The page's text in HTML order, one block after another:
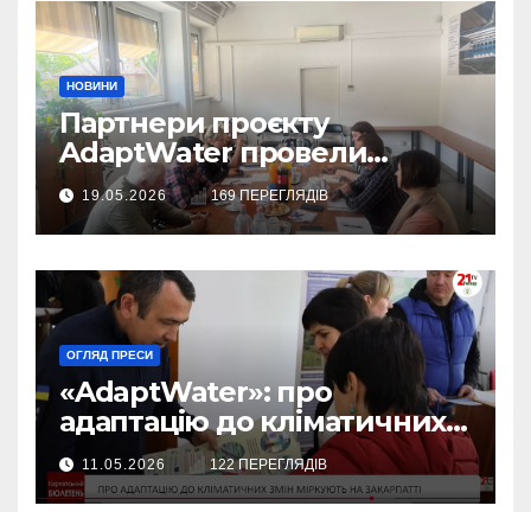
НОВИНИ
Партнери проєкту
AdaptWater провели
робочу зустріч
19.05.2026 169 ПЕРЕГЛЯДІВ
ОГЛЯД ПРЕСИ
«AdaptWater»: про
адаптацію до кліматичних
змін міркують на Закарпатті
(відео)
11.05.2026 122 ПЕРЕГЛЯДІВ